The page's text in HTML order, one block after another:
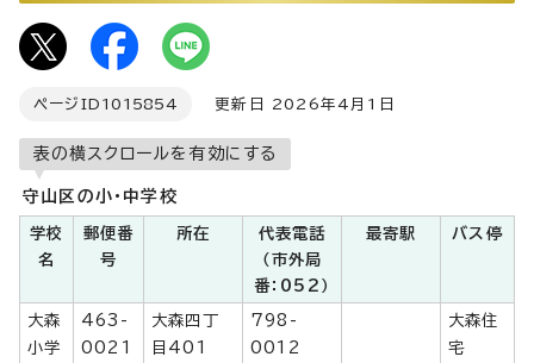
ページID 1015854 更新日 2026年4月1日
表の横スクロールを有効にする
守山区の小・中学校
学校
名
郵便番
号
所在
代表電話
（市外局
番：052）
最寄駅 バス停
大森
小学
463-
0021
大森四丁
目401
798-
0012
大森住
宅